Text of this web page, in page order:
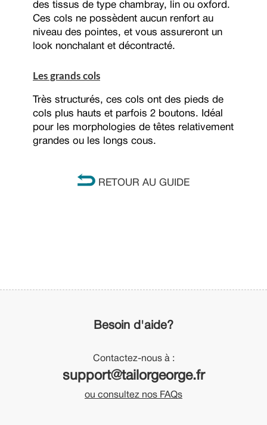
des tissus de type chambray, lin ou oxford.
Ces cols ne possèdent aucun renfort au
niveau des pointes, et vous assureront un
look nonchalant et décontracté.
Les grands cols
Très structurés, ces cols ont des pieds de
cols plus hauts et parfois 2 boutons. Idéal
pour les morphologies de têtes relativement
grandes ou les longs cous.
RETOUR AU GUIDE
Besoin d'aide?
Contactez-nous à :
support@tailorgeorge.fr
ou consultez nos FAQs